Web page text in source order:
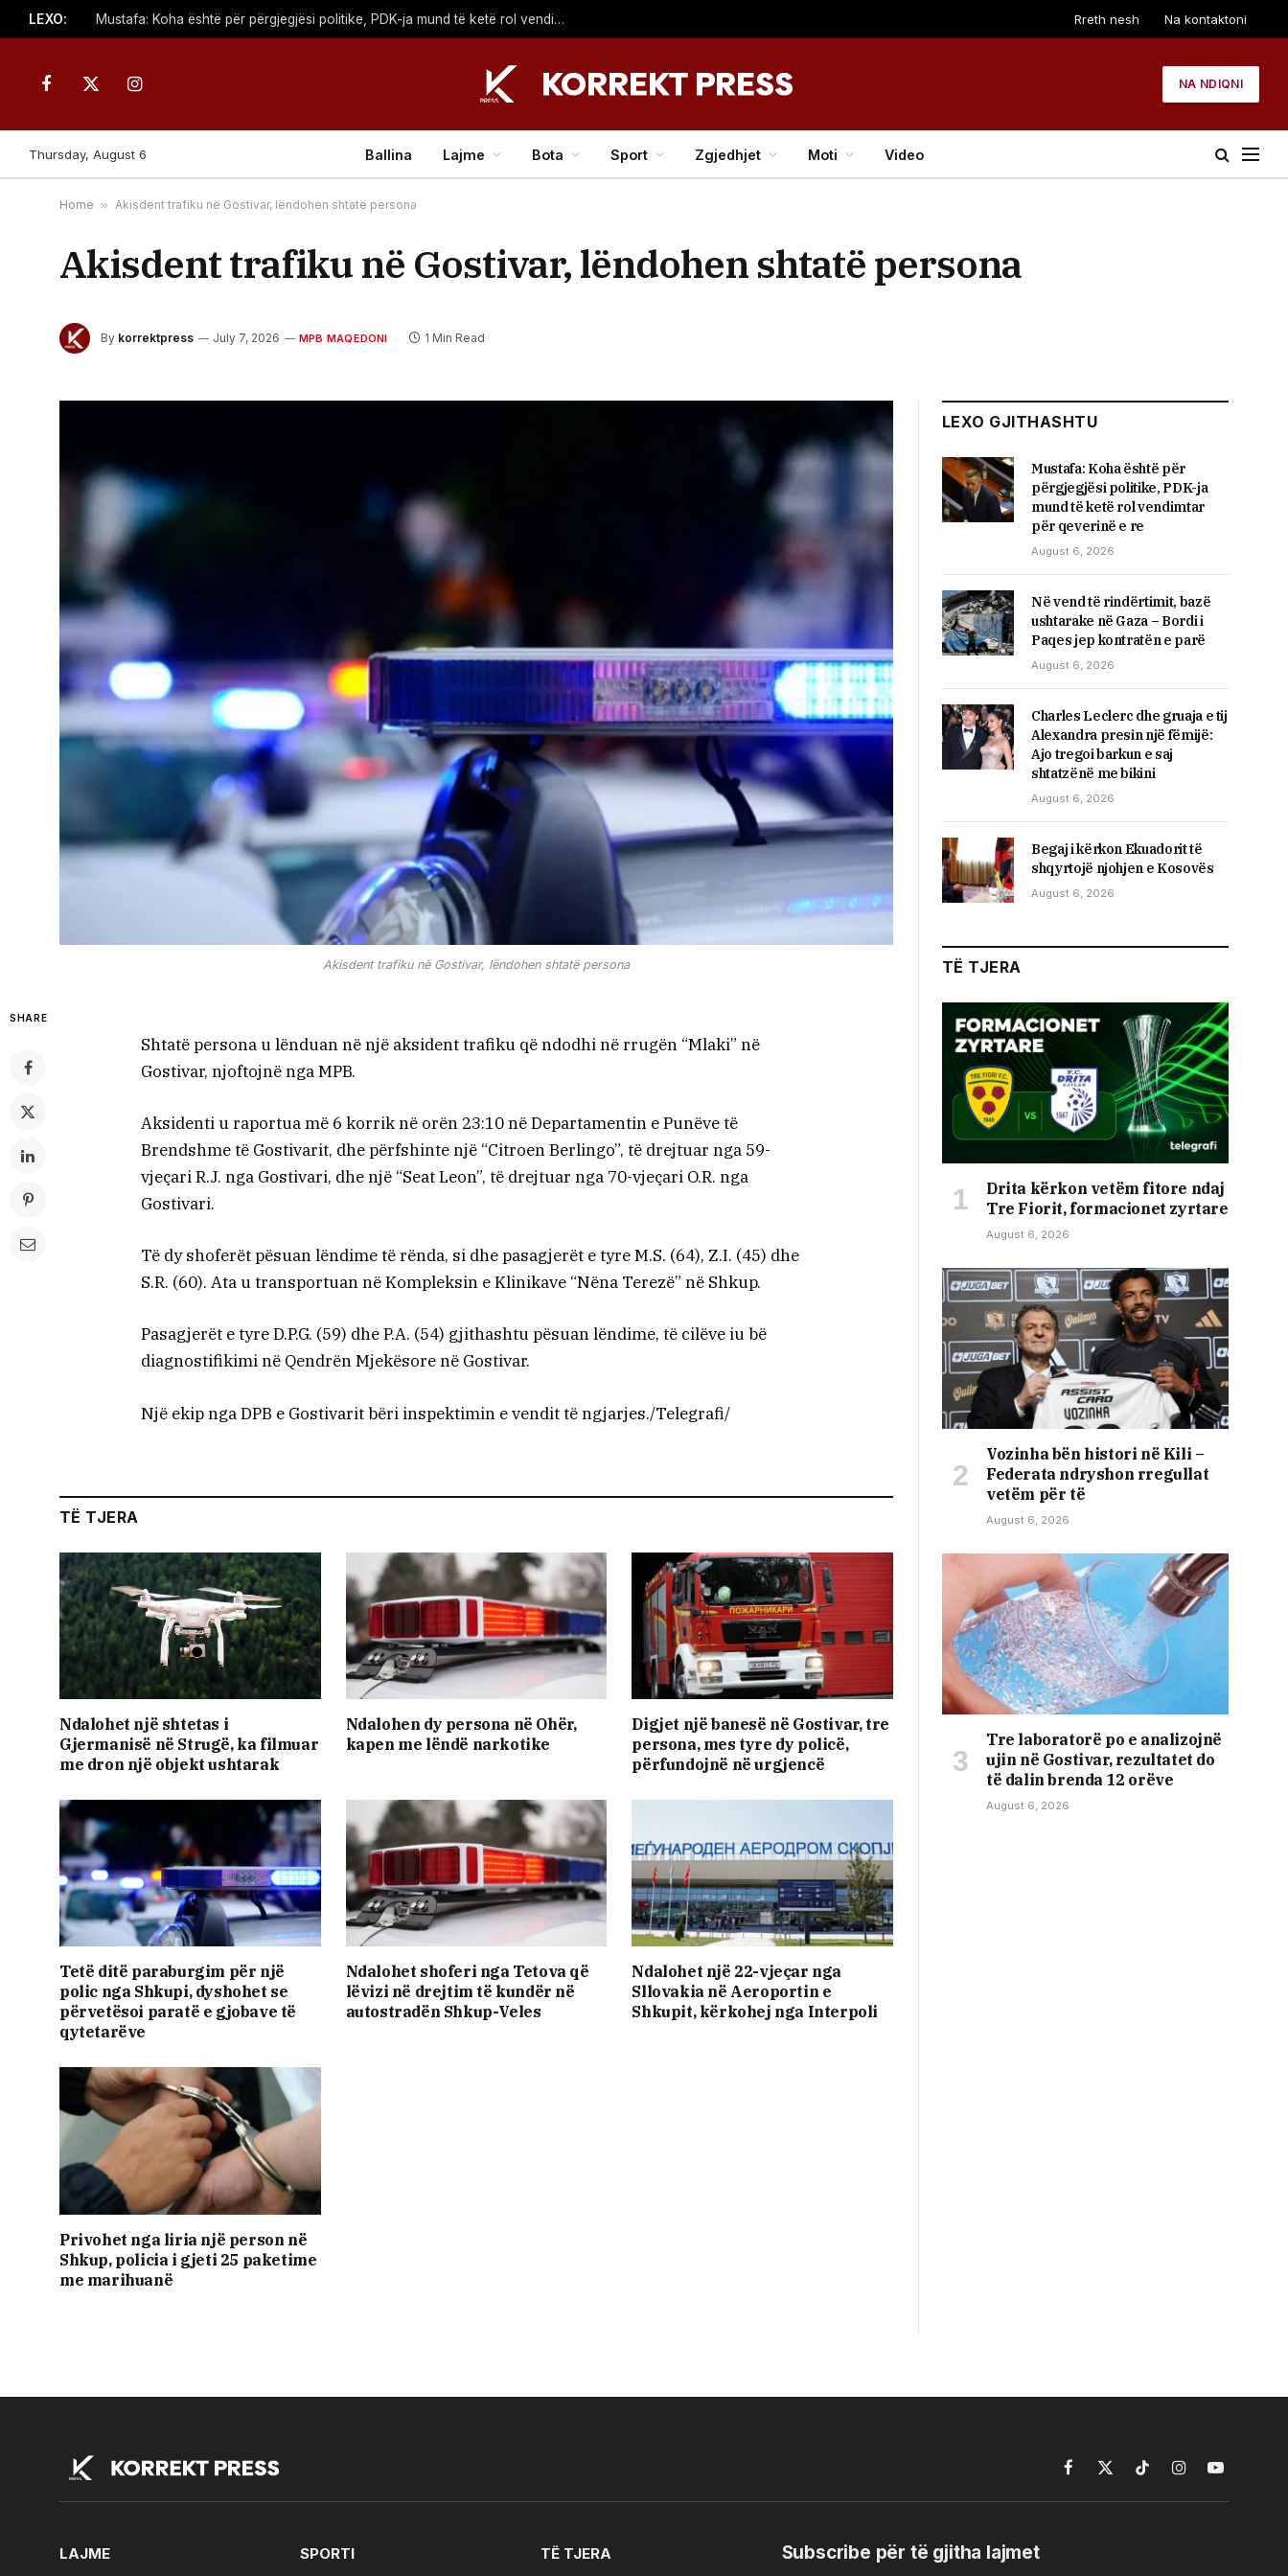
LEXO: Mustafa: Koha është për përgjegjësi politike, PDK-ja mund të ketë rol vendimtar për qeverinë e re Rreth nesh Na kontaktoni
Facebook
X
Instagram
NA NDIQNI
Thursday, August 6 Ballina Lajme Bota Sport Zgjedhjet Moti Video
Home » Akisdent trafiku në Gostivar, lëndohen shtatë persona
Akisdent trafiku në Gostivar, lëndohen shtatë persona
By korrektpress July 7, 2026 MPB MAQEDONI 1 Min Read
Akisdent trafiku në Gostivar, lëndohen shtatë persona
SHARE
Shtatë persona u lënduan në një aksident trafiku që ndodhi në rrugën “Mlaki” në
Gostivar, njoftojnë nga MPB.
Aksidenti u raportua më 6 korrik në orën 23:10 në Departamentin e Punëve të
Brendshme të Gostivarit, dhe përfshinte një “Citroen Berlingo”, të drejtuar nga 59-
vjeçari R.J. nga Gostivari, dhe një “Seat Leon”, të drejtuar nga 70-vjeçari O.R. nga
Gostivari.
Të dy shoferët pësuan lëndime të rënda, si dhe pasagjerët e tyre M.S. (64), Z.I. (45) dhe
S.R. (60). Ata u transportuan në Kompleksin e Klinikave “Nëna Terezë” në Shkup.
Pasagjerët e tyre D.P.G. (59) dhe P.A. (54) gjithashtu pësuan lëndime, të cilëve iu bë
diagnostifikimi në Qendrën Mjekësore në Gostivar.
Një ekip nga DPB e Gostivarit bëri inspektimin e vendit të ngjarjes./Telegrafi/
TË TJERA
Ndalohet një shtetas i
Gjermanisë në Strugë, ka filmuar
me dron një objekt ushtarak
Ndalohen dy persona në Ohër,
kapen me lëndë narkotike
Digjet një banesë në Gostivar, tre
persona, mes tyre dy policë,
përfundojnë në urgjencë
Tetë ditë paraburgim për një
polic nga Shkupi, dyshohet se
përvetësoi paratë e gjobave të
qytetarëve
Ndalohet shoferi nga Tetova që
lëvizi në drejtim të kundër në
autostradën Shkup-Veles
Ndalohet një 22-vjeçar nga
Sllovakia në Aeroportin e
Shkupit, kërkohej nga Interpoli
Privohet nga liria një person në
Shkup, policia i gjeti 25 paketime
me marihuanë
LEXO GJITHASHTU
Mustafa: Koha është për
përgjegjësi politike, PDK-ja
mund të ketë rol vendimtar
për qeverinë e re
August 6, 2026
Në vend të rindërtimit, bazë
ushtarake në Gaza – Bordi i
Paqes jep kontratën e parë
August 6, 2026
Charles Leclerc dhe gruaja e tij
Alexandra presin një fëmijë:
Ajo tregoi barkun e saj
shtatzënë me bikini
August 6, 2026
Begaj i kërkon Ekuadorit të
shqyrtojë njohjen e Kosovës
August 6, 2026
TË TJERA
Drita kërkon vetëm fitore ndaj
Tre Fiorit, formacionet zyrtare
August 6, 2026
Vozinha bën histori në Kili –
Federata ndryshon rregullat
vetëm për të
August 6, 2026
Tre laboratorë po e analizojnë
ujin në Gostivar, rezultatet do
të dalin brenda 12 orëve
August 6, 2026
Facebook
X
TikTokInstagramYouTube
LAJME SPORTI TË TJERA Subscribe për të gjitha lajmet